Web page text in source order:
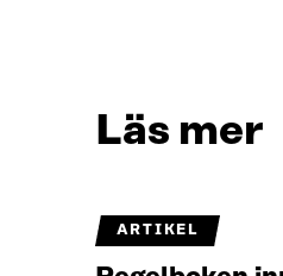
Läs mer
ARTIKEL